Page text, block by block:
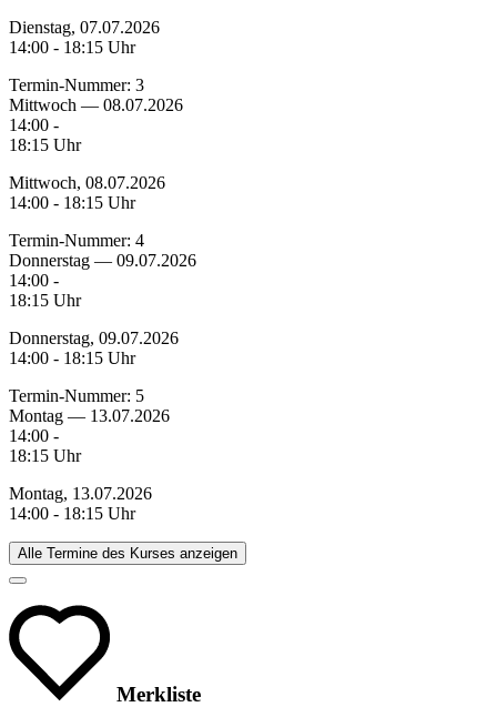
Dienstag, 07.07.2026
14:00 - 18:15 Uhr
Termin-Nummer: 3
Mittwoch — 08.07.2026
14:00 -
18:15 Uhr
Mittwoch, 08.07.2026
14:00 - 18:15 Uhr
Termin-Nummer: 4
Donnerstag — 09.07.2026
14:00 -
18:15 Uhr
Donnerstag, 09.07.2026
14:00 - 18:15 Uhr
Termin-Nummer: 5
Montag — 13.07.2026
14:00 -
18:15 Uhr
Montag, 13.07.2026
14:00 - 18:15 Uhr
Alle Termine des Kurses anzeigen
Merkliste